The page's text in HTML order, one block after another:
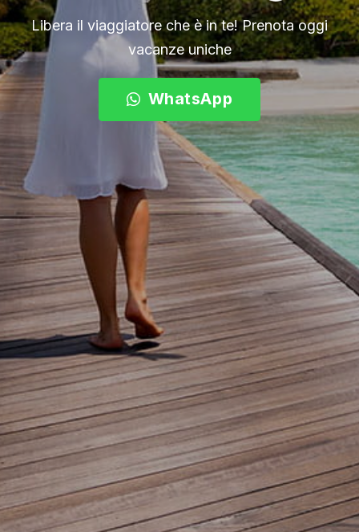
Libera il viaggiatore che è in te! Prenota oggi
vacanze uniche
WhatsApp